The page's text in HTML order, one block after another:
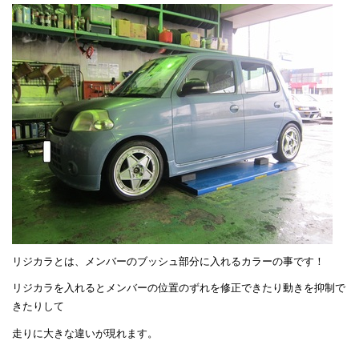
リジカラとは、メンバーのブッシュ部分に入れるカラーの事です！
リジカラを入れるとメンバーの位置のずれを修正できたり動きを抑制で
きたりして
走りに大きな違いが現れます。